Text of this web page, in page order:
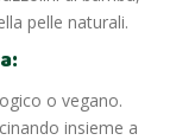
pelle naturali.
o vegano.
insieme a